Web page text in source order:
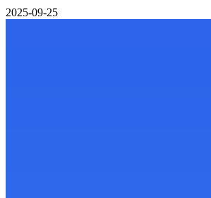
2025-09-25